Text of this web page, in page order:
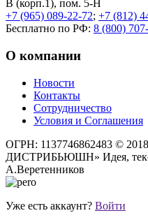
В (корп.1), пом. 5-Н
+7 (965) 089-22-72; +7 (812)
Бесплатно по РФ: 8 (800)
О компании
Новости
Контакты
Сотрудничество
Условия и Соглашения
ОГРН: 1137746862483 ©
ДИСТРИБЬЮШН» Идея,
А.Веретенников
Уже есть аккаунт? Войти